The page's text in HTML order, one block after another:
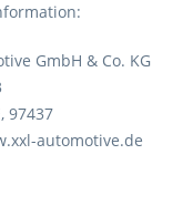
GmbH & Co. KG
97437
automotive.de